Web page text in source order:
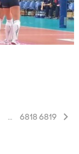
... 6818 6819 chevron_right